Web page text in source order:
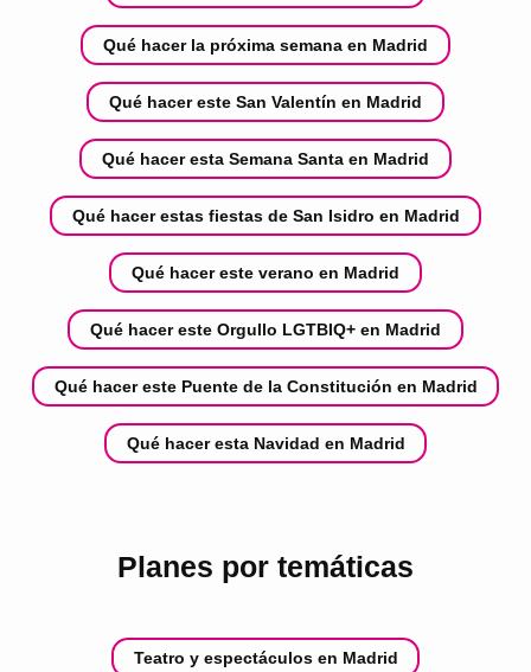
Qué hacer la próxima semana en Madrid
Qué hacer este San Valentín en Madrid
Qué hacer esta Semana Santa en Madrid
Qué hacer estas fiestas de San Isidro en Madrid
Qué hacer este verano en Madrid
Qué hacer este Orgullo LGTBIQ+ en Madrid
Qué hacer este Puente de la Constitución en Madrid
Qué hacer esta Navidad en Madrid
Planes por temáticas
Teatro y espectáculos en Madrid